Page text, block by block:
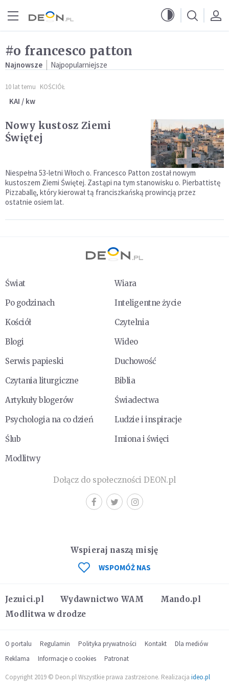
#o francesco patton
Najnowsze Najpopularniejsze
10 lat temu KOŚCIÓŁ
KAI / kw
Nowy kustosz Ziemi
Świętej
Niespełna 53-letni Włoch o. Francesco Patton został nowym
kustoszem Ziemi Świętej. Zastąpi na tym stanowisku o. Pierbattistę
Pizzaballę, który kierował tą franciszkańską prowincją przez
ostatnie osiem lat.
Świat
Wiara
Po godzinach
Inteligentne życie
Kościół
Czytelnia
Blogi
Wideo
Serwis papieski
Duchowość
Czytania liturgiczne
Biblia
Artykuły blogerów
Świadectwa
Psychologia na co dzień
Ludzie i inspiracje
Ślub
Imiona i święci
Modlitwy
Dołącz do społeczności DEON.pl
Jezuici.pl Wydawnictwo WAM
Mando.pl
Modlitwa w drodze
Wspieraj naszą misję
WSPOMÓŻ NAS
O portalu Regulamin Polityka prywatności Kontakt
Dla mediów
Reklama
Informacje o cookies Patronat
Copyright 2019 © Deon.pl Wszystkie prawa zastrzeżone. Realizacja ideo.pl